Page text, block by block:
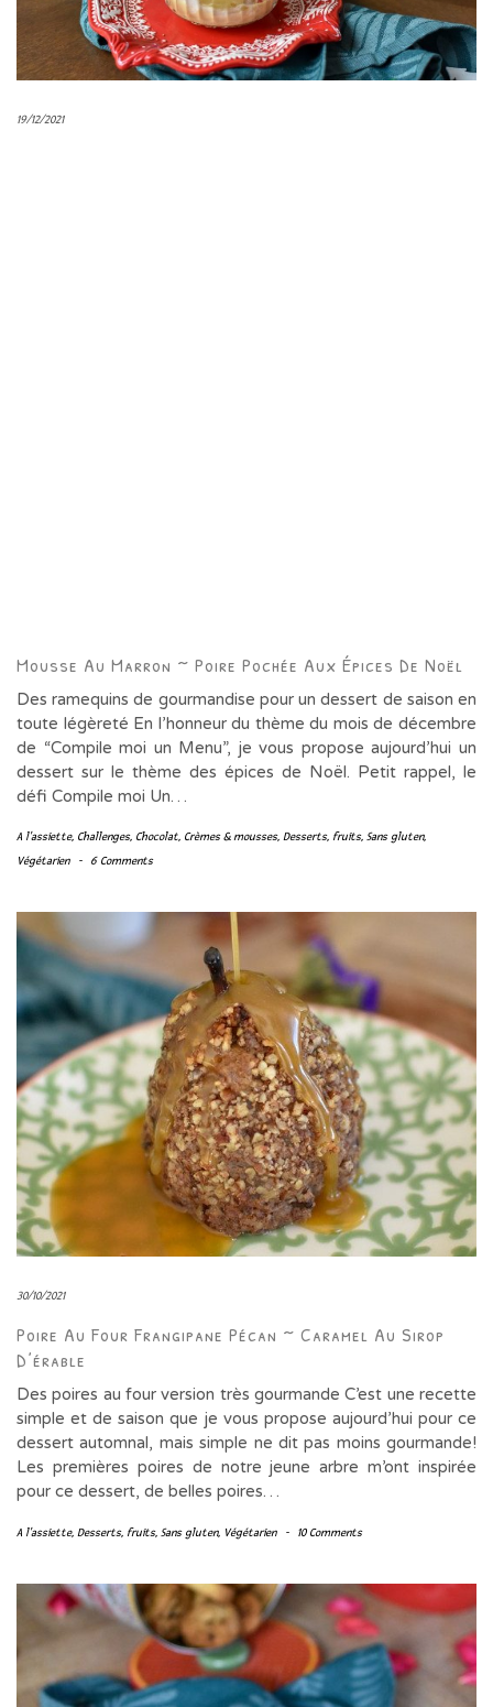
19/12/2021
Mousse Au Marron ~ Poire Pochée Aux Épices De Noël
Des ramequins de gourmandise pour un dessert de saison en
toute légèreté En l’honneur du thème du mois de décembre
de “Compile moi un Menu”, je vous propose aujourd’hui un
dessert sur le thème des épices de Noël. Petit rappel, le
défi Compile moi Un…
A l'assiette, Challenges, Chocolat, Crèmes & mousses, Desserts, fruits, Sans gluten,
Végétarien
- 6 Comments
30/10/2021
Poire Au Four Frangipane Pécan ~ Caramel Au Sirop
D’érable
Des poires au four version très gourmande C’est une recette
simple et de saison que je vous propose aujourd’hui pour ce
dessert automnal, mais simple ne dit pas moins gourmande!
Les premières poires de notre jeune arbre m’ont inspirée
pour ce dessert, de belles poires…
A l'assiette, Desserts, fruits, Sans gluten, Végétarien - 10 Comments